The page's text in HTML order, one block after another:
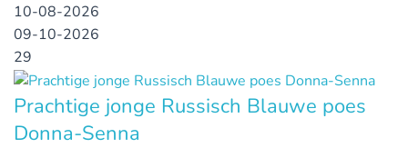
10-08-2026
09-10-2026
29
Prachtige jonge Russisch Blauwe poes
Donna-Senna